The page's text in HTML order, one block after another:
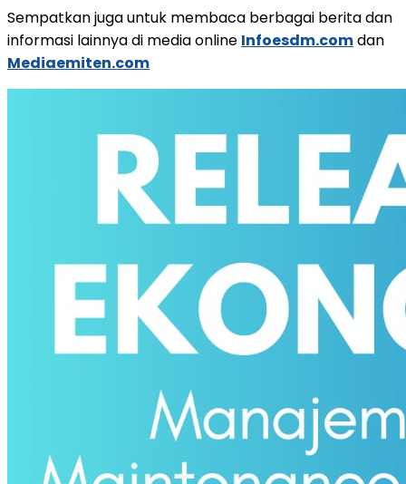
Sempatkan juga untuk membaca berbagai berita dan
informasi lainnya di media online Infoesdm.comdan
Mediaemiten.com